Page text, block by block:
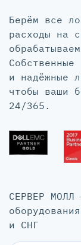
Берём все
расходы на
и надёжные
чтобы ваши
24/365.
СЕРВЕР МОЛЛ
и СНГ